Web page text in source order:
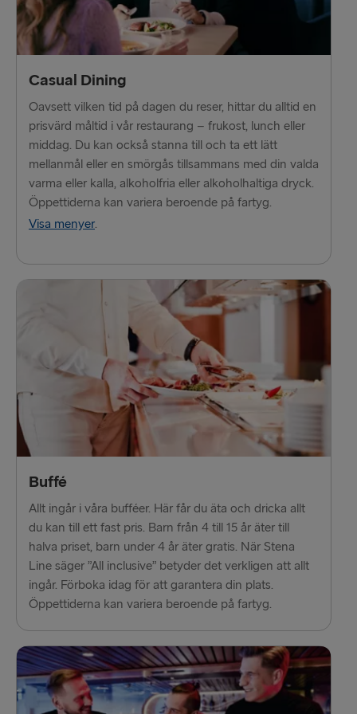
TILL LETTLAND
Nynäshamn → Ventspils
Ventspils → Nynäshamn
RESTEN AV EUROPA
Rosslare → Fishguard
Belfast → Cairnryan
Belfast → Liverpool
Fishguard → Rosslare
Cairnryan → Belfast
Liverpool → Belfast
Harwich → Hoek van Holland
Dublin → Holyhead
Liepāja → Travemünde
Casual Dining
Oavsett vilken tid på dagen du reser, hittar du alltid en
prisvärd måltid i vår restaurang – frukost, lunch eller
middag. Du kan också stanna till och ta ett lätt
mellanmål eller en smörgås tillsammans med din valda
varma eller kalla, alkoholfria eller alkoholhaltiga dryck.
Öppettiderna kan variera beroende på fartyg.
Visa menyer.
Buffé
Allt ingår i våra bufféer. Här får du äta och dricka allt
du kan till ett fast pris. Barn från 4 till 15 år äter till
halva priset, barn under 4 år äter gratis. När Stena
Line säger ”All inclusive” betyder det verkligen att allt
ingår. Förboka idag för att garantera din plats.
Öppettiderna kan variera beroende på fartyg.